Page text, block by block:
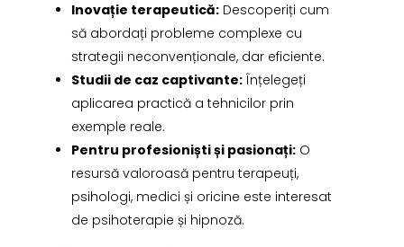
Inovație terapeutică:Descoperiți cum
să abordați probleme complexe cu
strategii neconvenționale, dar eficiente.
Studii de caz captivante:Înțelegeți
aplicarea practică a tehnicilor prin
exemple reale.
Pentru profesioniști și pasionați:O
resursă valoroasă pentru terapeuți,
psihologi, medici și oricine este interesat
de psihoterapie și hipnoză.